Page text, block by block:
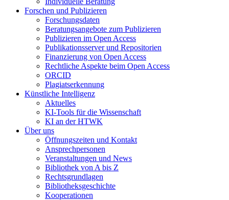
Forschen und Publizieren
Forschungsdaten
Beratungsangebote zum Publizieren
Publizieren im Open Access
Publikationsserver und Repositorien
Finanzierung von Open Access
Rechtliche Aspekte beim Open Access
ORCID
Plagiatserkennung
Künstliche Intelligenz
Aktuelles
KI-Tools für die Wissenschaft
KI an der HTWK
Über uns
Öffnungszeiten und Kontakt
Ansprechpersonen
Veranstaltungen und News
Bibliothek von A bis Z
Rechtsgrundlagen
Bibliotheksgeschichte
Kooperationen